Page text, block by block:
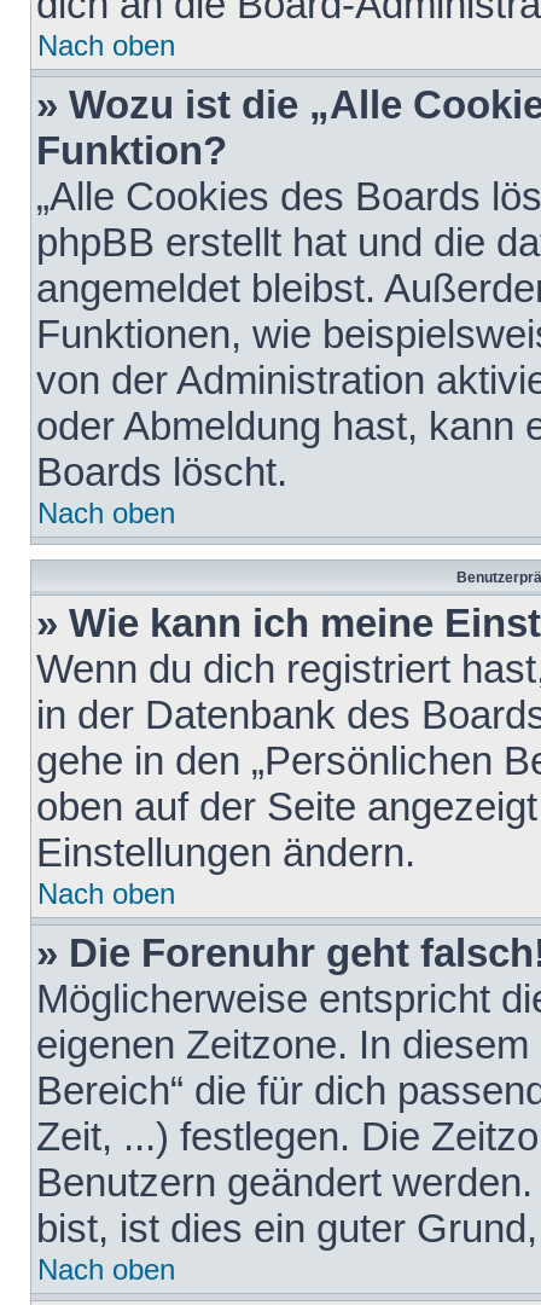
Nach oben
» Wozu ist die „Alle
Funktion?
„Alle Cookies des Boards
phpBB erstellt hat und die
angemeldet bleibst.
Funktionen, wie
von der Administration
oder Abmeldung hast, kann
Boards löscht.
Nach oben
» Wie kann ich meine
Wenn du dich registriert
in der Datenbank des
gehe in den „Persönlichen
oben auf der Seite
Einstellungen ändern.
Nach oben
» Die Forenuhr geht
Möglicherweise entspricht
eigenen Zeitzone. In
Bereich“ die für dich
Zeit, ...) festlegen. Die
Benutzern geändert
bist, ist dies ein guter
Nach oben